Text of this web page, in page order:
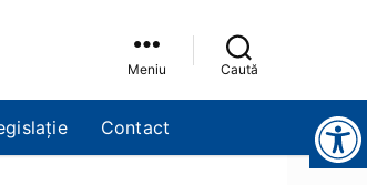
Meniu Caută
Contact
Instrumente pentru accesibilitate